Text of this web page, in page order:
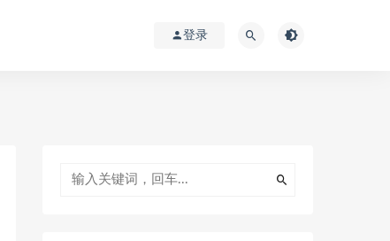
登录